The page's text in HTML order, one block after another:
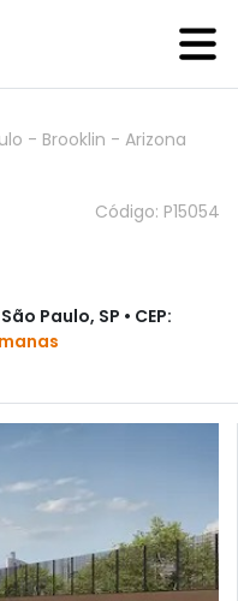
- Brooklin - Arizona
Código: P15054
Paulo, SP • CEP: